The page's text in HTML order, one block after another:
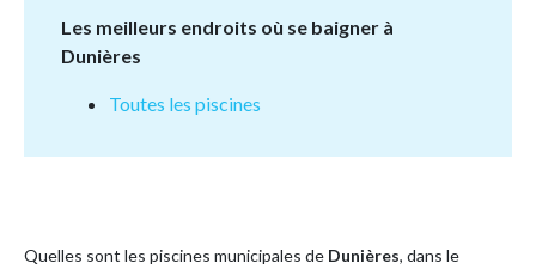
Les meilleurs endroits où se baigner à
Dunières
Toutes les piscines
Quelles sont les piscines municipales de Dunières, dans le